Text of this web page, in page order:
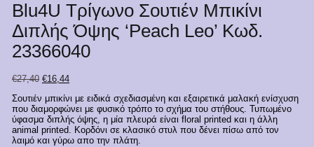
Blu4U Τρίγωνο Σουτιέν Μπικίνι
Διπλής Όψης ‘Peach Leo’ Κωδ.
23366040
€27,40 Original
was:
€27,40.
€16,44Η
τιμή
είναι:
€16,44.
Σουτιέν μπικίνι με ειδικά σχεδιασμένη και εξαιρετικά μαλακή ενίσχυση
που διαμορφώνει με φυσικό τρόπο το σχήμα του στήθους. Τυπωμένο
ύφασμα διπλής όψης, η μία πλευρά είναι floral printed και η άλλη
animal printed. Κορδόνι σε κλασικό στυλ που δένει πίσω από τον
λαιμό και γύρω απο την πλάτη.